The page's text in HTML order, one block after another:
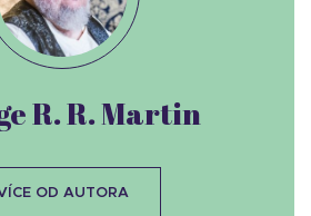
R. R. Martin
OD AUTORA